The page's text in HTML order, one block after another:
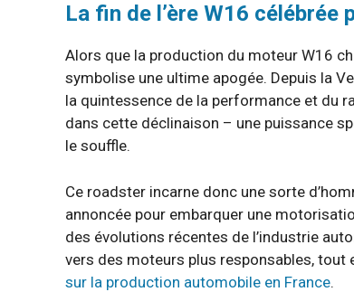
La fin de l’ère W16
Alors que la production du moteur W16
symbolise une ultime apogée. Depuis la
la quintessence de la performance et du
dans cette déclinaison – une puissance
le souffle.
Ce roadster incarne donc une sorte
annoncée pour embarquer une
des évolutions récentes de l’industrie
vers des moteurs plus responsables, tout
sur la production automobile en France.